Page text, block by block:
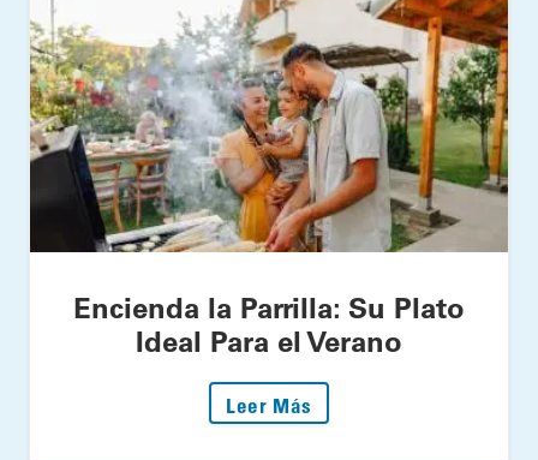
Encienda la Parrilla: Su Plato
Ideal Para el Verano
Leer Más